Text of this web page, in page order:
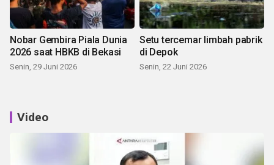
Nobar Gembira Piala Dunia
2026 saat HBKB di Bekasi
Senin, 29 Juni 2026
Setu tercemar limbah pabrik
di Depok
Senin, 22 Juni 2026
Video